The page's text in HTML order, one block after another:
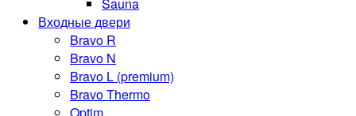
Входные двери
Bravo R
Bravo N
Bravo L (premium)
Bravo Thermo